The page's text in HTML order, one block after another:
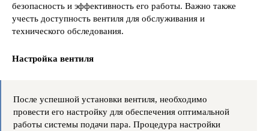
безопасность и эффективность его работы. Важно также
учесть доступность вентиля для обслуживания и
технического обследования.
Настройка вентиля
После успешной установки вентиля, необходимо
провести его настройку для обеспечения оптимальной
работы системы подачи пара. Процедура настройки